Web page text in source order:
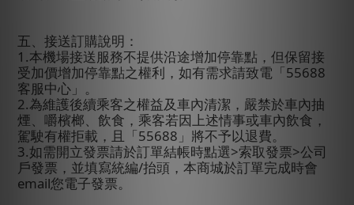
五、接送訂購說明：
1.本機場接送服務不提供沿途增加停靠點，但保留接
受加價增加停靠點之權利，如有需求請致電「55688
客服中心」。
2.為維護後續乘客之權益及車內清潔，嚴禁於車內抽
煙、嚼檳榔、飲食，乘客若因上述情事或車內飲食，
駕駛有權拒載，且「55688 」將不予以退費。
3.如需開立發票請於訂單結帳時點選>索取發票>公司
戶發票，並填寫統編/抬頭，本商城於訂單完成時會
email您電子發票。